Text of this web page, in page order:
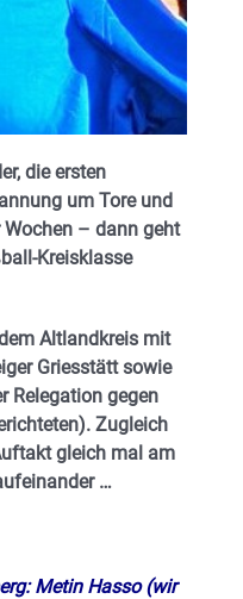
die ersten
um Tore und
– dann geht
Kreisklasse
Altlandkreis mit
Griesstätt sowie
Relegation gegen
Zugleich
gleich mal am
…
Metin Hasso (wir